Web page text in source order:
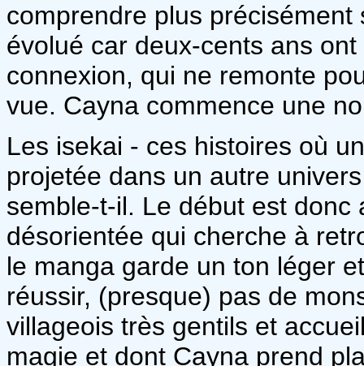
comprendre plus
évolué car deux-cents ans
connexion, qui ne remonte
vue. Cayna commence une
Les isekai - ces histoires où
projetée dans un autre
semble-t-il. Le début est
désorientée qui cherche à
le manga garde un ton léger
réussir, (presque) pas de
villageois très gentils et
magie et dont Cayna prend